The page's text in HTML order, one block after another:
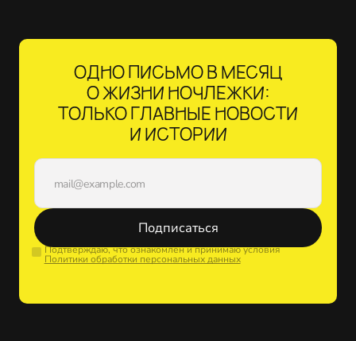
ОДНО ПИСЬМО В МЕСЯЦ
О ЖИЗНИ НОЧЛЕЖКИ:
ТОЛЬКО ГЛАВНЫЕ НОВОСТИ
И ИСТОРИИ
Подписаться
Подтверждаю, что ознакомлен и принимаю условия
Политики обработки персональных данных